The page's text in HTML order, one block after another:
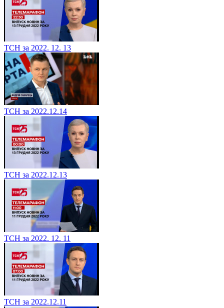
ТСН за 2022. 12. 13
ТСН за 2022.12.14
ТСН за 2022.12.13
ТСН за 2022. 12. 11
ТСН за 2022.12.11